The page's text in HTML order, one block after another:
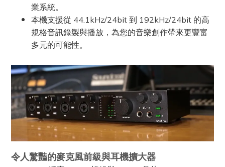
業系統。
本機支援從 44.1kHz/24bit 到 192kHz/24bit 的高
規格音訊錄製與播放，為您的音樂創作帶來更豐富
多元的可能性。
令人驚豔的麥克風前級與耳機擴大器